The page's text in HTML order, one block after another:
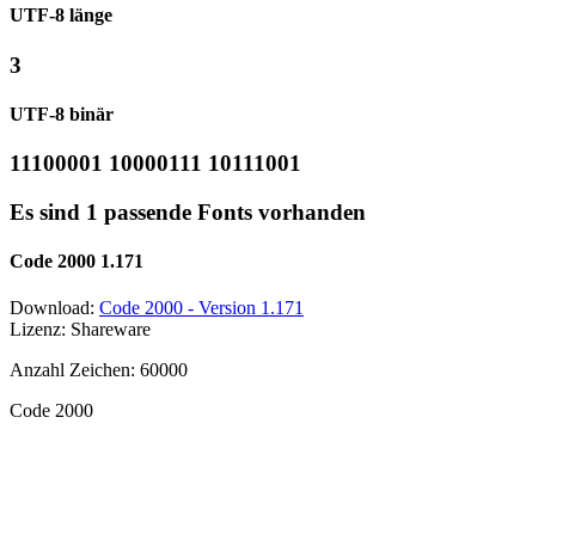
UTF-8 länge
3
UTF-8 binär
11100001 10000111 10111001
Es sind 1 passende Fonts vorhanden
Code 2000 1.171
Download: Code 2000 - Version 1.171
Lizenz: Shareware
Anzahl Zeichen: 60000
Code 2000